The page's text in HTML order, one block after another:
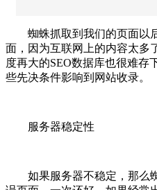
蜘蛛抓取到我们的页面以
面，因为互联网上的内容太多
度再大的SEO数据库也很难存
些先决条件影响到网站收录。
服务器稳定性
如果服务器不稳定，那么